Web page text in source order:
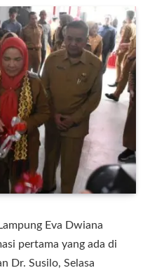
Eva Dwiana
pertama yang ada di
Dr. Susilo, Selasa